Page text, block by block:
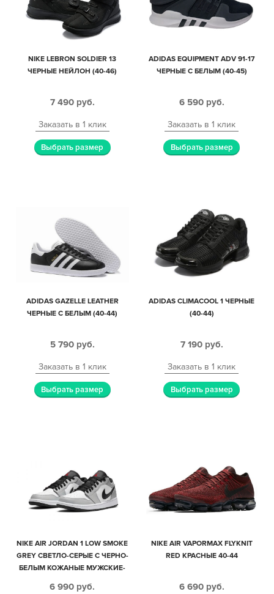
NIKE LEBRON SOLDIER 13
ЧЕРНЫЕ НЕЙЛОН (40-46)
7 490 руб.
Заказать в 1 клик
Выбрать размер
ADIDAS EQUIPMENT ADV 91-17
ЧЕРНЫЕ С БЕЛЫМ (40-45)
6 590 руб.
Заказать в 1 клик
Выбрать размер
ADIDAS GAZELLE LEATHER
ЧЕРНЫЕ С БЕЛЫМ (40-44)
5 790 руб.
Заказать в 1 клик
Выбрать размер
ADIDAS CLIMACOOL 1 ЧЕРНЫЕ
(40-44)
7 190 руб.
Заказать в 1 клик
Выбрать размер
NIKE AIR JORDAN 1 LOW SMOKE
GREY СВЕТЛО-СЕРЫЕ С ЧЕРНО-
БЕЛЫМ КОЖАНЫЕ МУЖСКИЕ-
6 990 руб.
NIKE AIR VAPORMAX FLYKNIT
RED КРАСНЫЕ 40-44
6 690 руб.